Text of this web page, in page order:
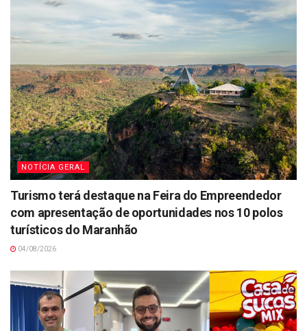
NOTÍCIA GERAL
Turismo terá destaque na Feira do Empreendedor
com apresentação de oportunidades nos 10 polos
turísticos do Maranhão
04/08/2026